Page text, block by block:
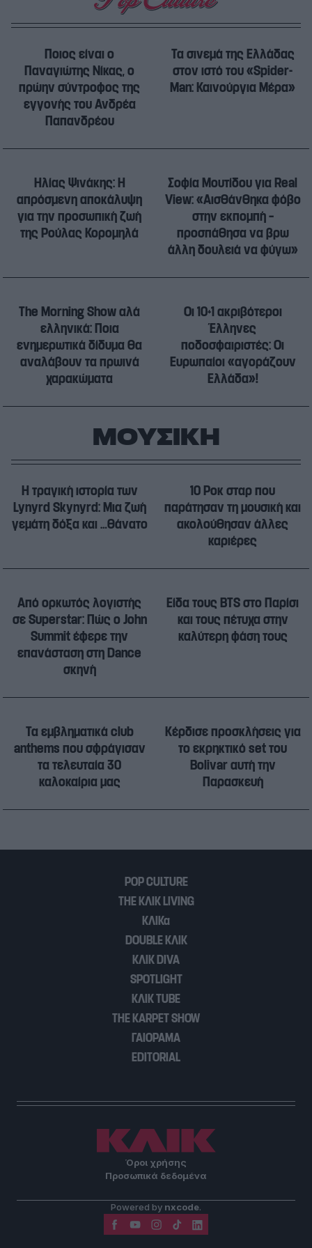
Ποιος είναι ο
Παναγιώτης Νίκας, ο
πρώην σύντροφος της
εγγονής του Ανδρέα
Παπανδρέου
Τα σινεμά της Ελλάδας
στον ιστό του «Spider-
Man: Καινούργια Μέρα»
Ηλίας Ψινάκης: Η
απρόσμενη αποκάλυψη
για την προσωπική ζωή
της Ρούλας Κορομηλά
Σοφία Μουτίδου για Real
View: «Αισθάνθηκα φόβο
στην εκπομπή –
προσπάθησα να βρω
άλλη δουλειά να φύγω»
The Morning Show αλά
ελληνικά: Ποια
ενημερωτικά δίδυμα θα
αναλάβουν τα πρωινά
χαρακώματα
Οι 10+1 ακριβότεροι
Έλληνες
ποδοσφαιριστές: Οι
Ευρωπαίοι «αγοράζουν
Ελλάδα»!
ΜΟΥΣΙΚΗ
Η τραγική ιστορία των
Lynyrd Skynyrd: Μια ζωή
γεμάτη δόξα και …θάνατο
10 Ροκ σταρ που
παράτησαν τη μουσική και
ακολούθησαν άλλες
καριέρες
Από ορκωτός λογιστής
σε Superstar: Πώς ο John
Summit έφερε την
επανάσταση στη Dance
σκηνή
Είδα τους BTS στο Παρίσι
και τους πέτυχα στην
καλύτερη φάση τους
Τα εμβληματικά club
anthems που σφράγισαν
τα τελευταία 30
καλοκαίρια μας
Κέρδισε προσκλήσεις για
το εκρηκτικό set του
Bolivar αυτή την
Παρασκευή
POP CULTURE
THE ΚΛΙΚ LIVING
ΚΛΙΚα
DOUBLE ΚΛΙΚ
ΚΛΙΚ DIVA
SPOTLIGHT
ΚΛΙΚ TUBE
THE KARPET SHOW
ΓΑΙΟΡΑΜΑ
EDITORIAL
Όροι χρήσης
Προσωπικά δεδομένα
Powered by nxcode.